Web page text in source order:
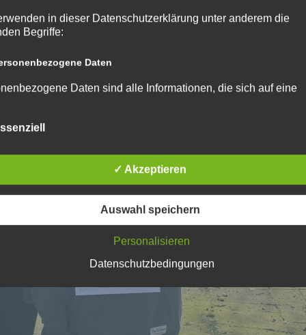
in dieser Datenschutzerklärung unter anderem die
Begriffe:
Daten
Daten sind alle Informationen, die sich auf eine
angesehen, die direkt oder indirekt, insbesondere mittels
zu einer Online-Kennung oder zu einem oder
Merkmalen, die Ausdruck der physischen,
psychischen, wirtschaftlichen, kulturellen oder sozialen
dieser natürlichen Person sind, identifiziert werden kann.
Person ist jede identifizierte oder identifizierbare natürliche
verarbeitet werden.
ist jeder mit oder ohne Hilfe automatisierter Verfahren
Vorgang oder jede solche Vorgangsreihe im
✓ Akzeptieren
Auswahl speichern
Personalisieren
Datenschutzbedingungen